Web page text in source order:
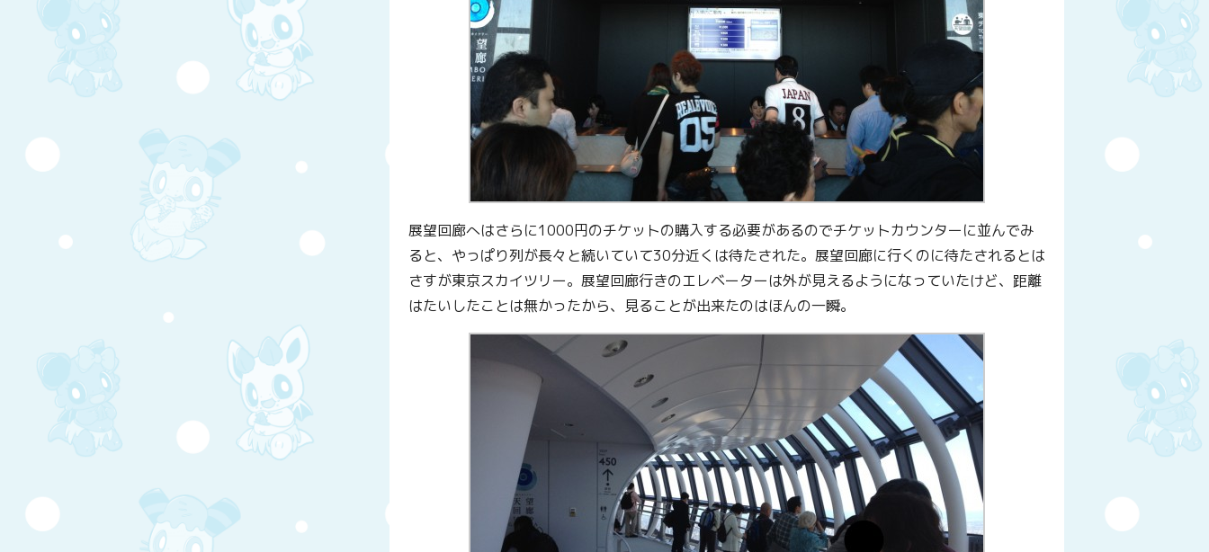
展望回廊へはさらに1000円のチケットの購入する必要があるのでチケットカウンターに並んでみ
ると、やっぱり列が長々と続いていて30分近くは待たされた。展望回廊に行くのに待たされるとは
さすが東京スカイツリー。展望回廊行きのエレベーターは外が見えるようになっていたけど、距離
はたいしたことは無かったから、見ることが出来たのはほんの一瞬。